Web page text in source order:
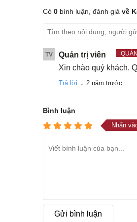
Có 0 bình luận, đánh giá về
TV Quản trị viên
Xin chào quý khách.
Trả lời . 2 năm trước
Bình luận
Nhấn
Gửi bình luận